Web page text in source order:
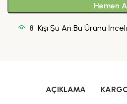
Hemen
8 Kişi Şu An Bu Ürünü
AÇIKLAMA